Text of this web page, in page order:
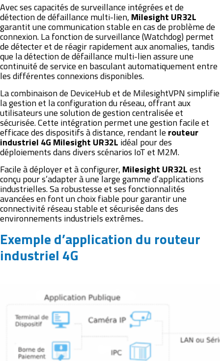
Avec ses capacités de surveillance intégrées et de
détection de défaillance multi-lien, Milesight UR32L
garantit une communication stable en cas de problème de
connexion. La fonction de surveillance (Watchdog) permet
de détecter et de réagir rapidement aux anomalies, tandis
que la détection de défaillance multi-lien assure une
continuité de service en basculant automatiquement entre
les différentes connexions disponibles.
La combinaison de DeviceHub et de MilesightVPN simplifie
la gestion et la configuration du réseau, offrant aux
utilisateurs une solution de gestion centralisée et
sécurisée. Cette intégration permet une gestion facile et
efficace des dispositifs à distance, rendant le routeur
industriel 4G Milesight UR32L idéal pour des
déploiements dans divers scénarios IoT et M2M.
Facile à déployer et à configurer, Milesight UR32Lest
conçu pour s’adapter à une large gamme d’applications
industrielles. Sa robustesse et ses fonctionnalités
avancées en font un choix fiable pour garantir une
connectivité réseau stable et sécurisée dans des
environnements industriels extrêmes..
Exemple d’application du routeur
industriel 4G